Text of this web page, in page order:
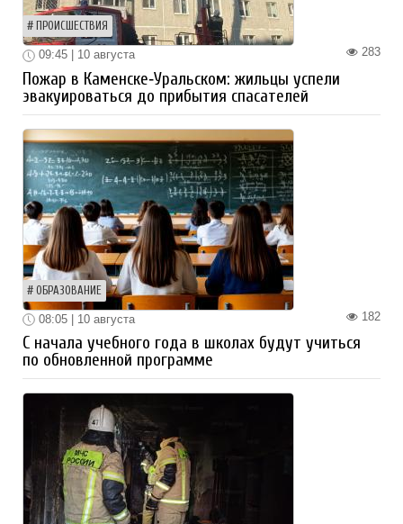
ПРОИСШЕСТВИЯ
283
09:45 | 10 августа
Пожар в Каменске‑Уральском: жильцы успели
эвакуироваться до прибытия спасателей
ОБРАЗОВАНИЕ
182
08:05 | 10 августа
С начала учебного года в школах будут учиться
по обновленной программе